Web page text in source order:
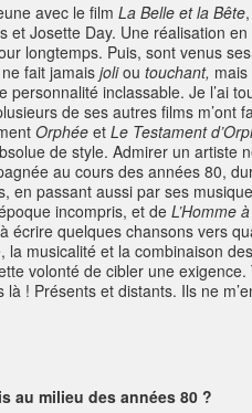
avec le film La Belle et la Bête
et Josette Day. Une réalisation
longtemps. Puis, sont venus
fait jamais joliou touchant,
inclassable. Je l’ai
de ses autres films m’ont
Orphée et Le Testament
de style. Admirer un artiste
au cours des années 80,
en passant aussi par ses
incompris, et de L’Homme
écrire quelques chansons vers
la musicalité et la combinaison
volonté de cibler une
! Présents et distants. Ils ne
au milieu des années 80 ?